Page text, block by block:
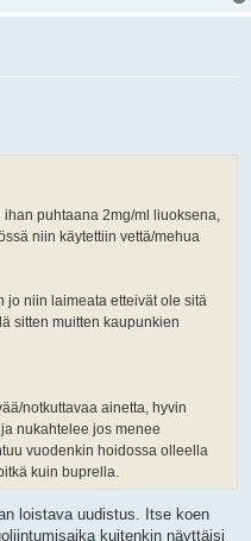
puhtaana 2mg/ml liuoksena,
niin käytettiin vettä/mehua
jo niin laimeata etteivät ole sitä
sitten muitten kaupunkien
notkuttavaa ainetta, hyvin
nukahtelee jos menee
vuodenkin hoidossa olleella
kuin buprella.
loistava uudistus. Itse koen
kuitenkin näyttäisi